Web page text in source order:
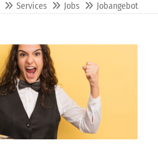
Services Jobs Jobangebot